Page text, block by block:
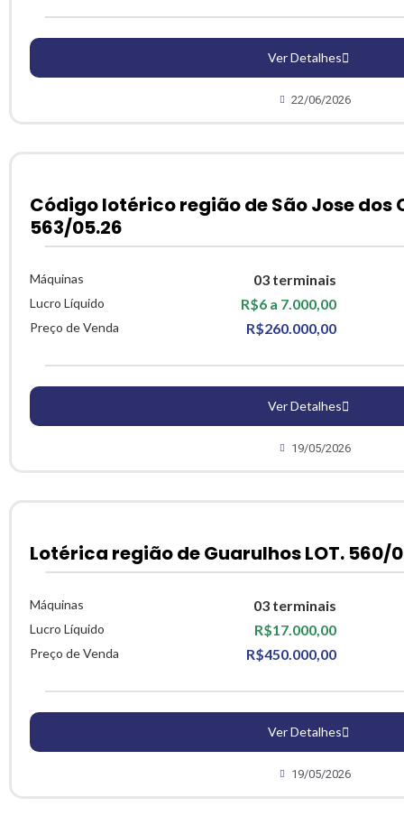
Ver Detalhes
22/06/2026
Código lotérico região de São Jose dos
563/05.26
Máquinas 03 terminais
Lucro Líquido R$6 a 7.000,00
Preço de Venda R$260.000,00
Ver Detalhes
19/05/2026
Lotérica região de Guarulhos LOT. 560/
Máquinas 03 terminais
Lucro Líquido R$17.000,00
Preço de Venda R$450.000,00
Ver Detalhes
19/05/2026